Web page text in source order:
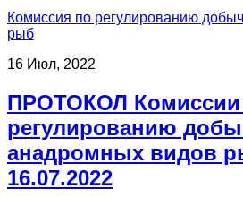
Комиссия по регулированию
рыб
16 Июл, 2022
ПРОТОКОЛ Комиссии
регулированию
анадромных видов
16.07.2022